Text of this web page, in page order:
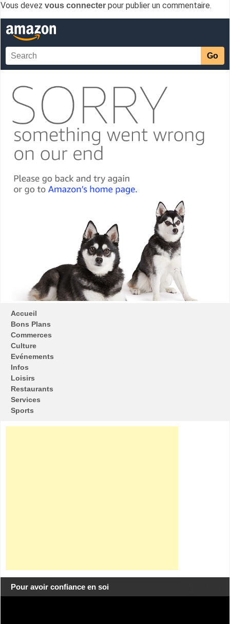
Vous devez vous connecter pour publier un commentaire.
Accueil
Bons Plans
Commerces
Culture
Evénements
Infos
Loisirs
Restaurants
Services
Sports
Pour avoir confiance en soi